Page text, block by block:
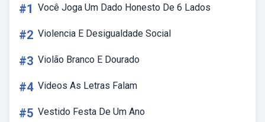
#1 Você Joga Um Dado Honesto De 6 Lados
#2 Violencia E Desigualdade Social
#3 Violão Branco E Dourado
#4 Videos As Letras Falam
#5 Vestido Festa De Um Ano